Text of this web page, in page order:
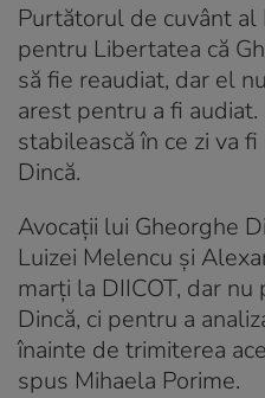
Purtătorul de cuvânt al
pentru Libertatea că
să fie reaudiat, dar el
arest pentru a fi audiat.
stabilească în ce zi va
Dincă.
Avocații lui Gheorghe
Luizei Melencu și
marți la DIICOT, dar
Dincă, ci pentru a
înainte de trimiterea
spus Mihaela Porime.